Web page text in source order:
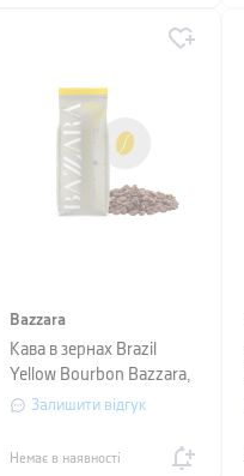
Bazzara
Кава в зернах Brazil
Yellow Bourbon Bazzara,
1 кг, вакуумний пакет,
Залишити відгук
Немає в наявності